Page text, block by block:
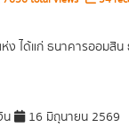
ง ได้แก่ ธนาคารออมสิ
น 16 มิถุนายน 2569